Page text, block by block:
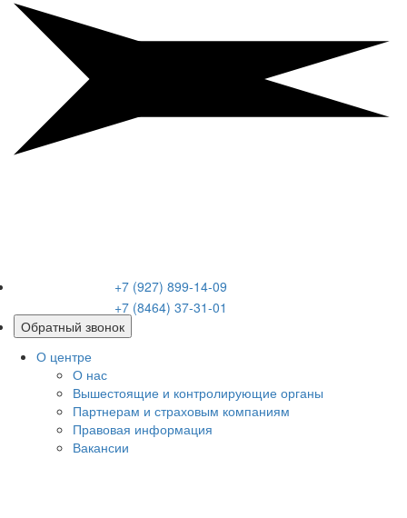
+7 (927) 899-14-09
+7 (8464) 37-31-01
Обратный звонок
О центре
О нас
Вышестоящие и контролирующие органы
Партнерам и страховым компаниям
Правовая информация
Вакансии